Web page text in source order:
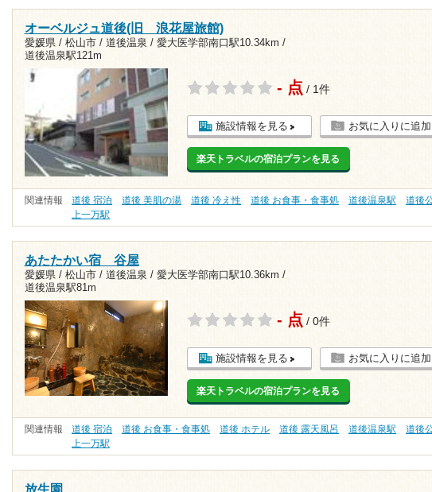
オーベルジュ道後(旧 浪花屋旅館)
愛媛県 / 松山市 / 道後温泉 / 愛大医学部南口駅10.34km /
道後温泉駅121m
- 点 / 1件
施設情報を見る お気に入りに追加
楽天トラベルの宿泊プランを見る
関連情報 道後 宿泊 道後 美肌の湯 道後 冷え性 道後 お食事・食事処 道後温泉駅 道後
上一万駅
あたたかい宿 谷屋
愛媛県 / 松山市 / 道後温泉 / 愛大医学部南口駅10.36km /
道後温泉駅81m
- 点 / 0件
施設情報を見る お気に入りに追加
楽天トラベルの宿泊プランを見る
関連情報 道後 宿泊 道後 お食事・食事処 道後 ホテル 道後 露天風呂 道後温泉駅 道後
上一万駅
放生園